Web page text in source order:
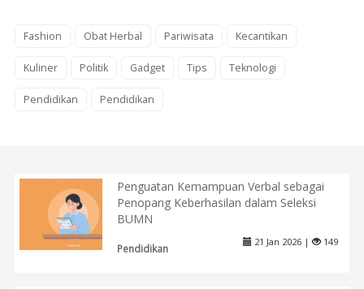
Fashion Obat Herbal Pariwisata Kecantikan
Kuliner Politik Gadget Tips Teknologi
Pendidikan Pendidikan
Penguatan Kemampuan Verbal sebagai
Penopang Keberhasilan dalam Seleksi
BUMN
Pendidikan
21 Jan 2026 | 149